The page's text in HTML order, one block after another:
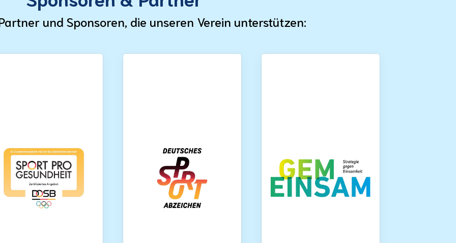
und Sponsoren, die unseren Verein unterstützen: